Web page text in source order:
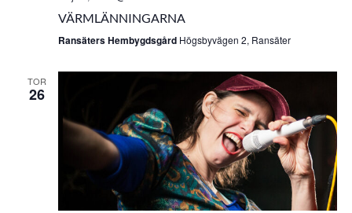
VÄRMLÄNNINGARNA
Ransäters Hembygdsgård Högsbyvägen 2, Ransäter
TOR
26